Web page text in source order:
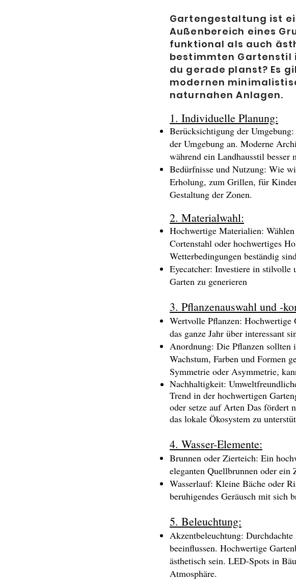
Gartengestaltung ist
Außenbereich eines
funktional als auch
bestimmten Gartenstil
du gerade planst? Es
modernen
naturnahen Anlagen.
1. Individuelle Planung:
Berücksichtigung der
der Umgebung an. Moderne
während ein Landhausstil
Bedürfnisse und Nutzung: Wie
Erholung, zum Grillen, für
Gestaltung der Zonen.​
2. Materialwahl:
Hochwertige Materialien:
Cortenstahl oder hochwertiges
Wetterbedingungen beständig
Eyecatcher: Investiere in
Garten zu generieren
3. Pflanzenauswahl und -
Wertvolle Pflanzen: Hochwertige
das ganze Jahr über interessant
Anordnung: Die Pflanzen sollten
Wachstum, Farben und Formen
Symmetrie oder Asymmetrie,
Nachhaltigkeit:
Trend in der hochwertigen
oder setze auf Arten Das fördert
das lokale Ökosystem zu
4. Wasser-Elemente:
Brunnen oder Zierteich: Ein
eleganten Quellbrunnen oder ein
Wasserlauf: Kleine Bäche oder
beruhigendes Geräusch mit sich
5. Beleuchtung:
Akzentbeleuchtung:
beeinflussen. Hochwertige
ästhetisch sein. LED-Spots in
Atmosphäre.